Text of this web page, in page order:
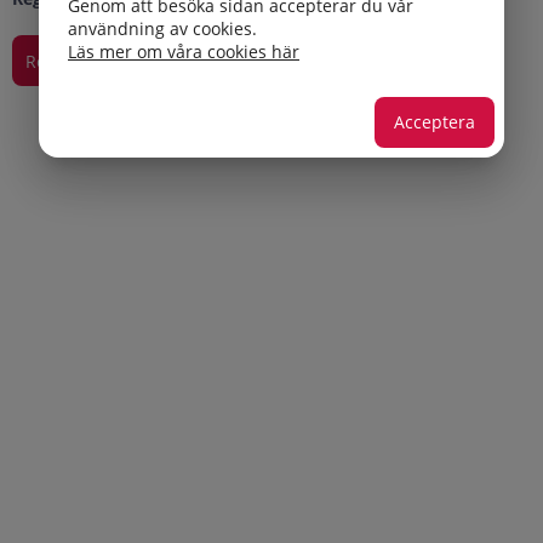
Genom att besöka sidan accepterar du vår
användning av cookies.
Läs mer om våra cookies här
Acceptera